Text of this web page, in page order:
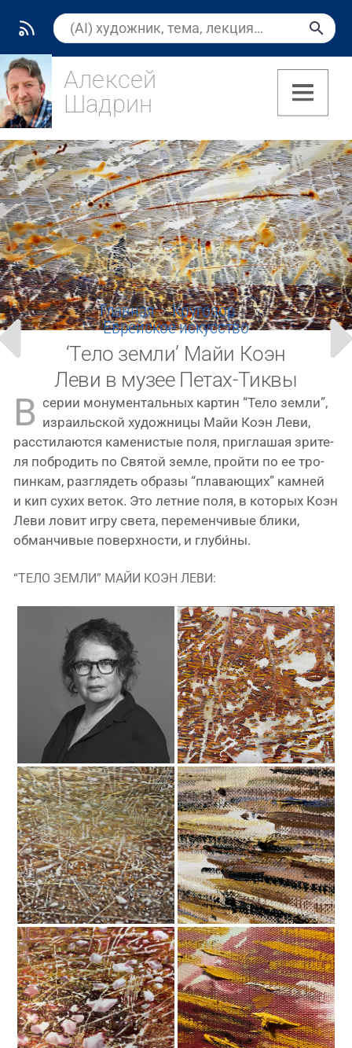
Алексей
Шадрин
(7)
Главная
Кругозор
Еврейское искусство
‘Тело земли’ Майи Коэн
Леви в музее Петах-Тиквы
В серии мону­мен­таль­ных кар­тин “Тело зем­ли”,
изра­иль­ской худож­ни­цы Майи Коэн Леви,
рас­сти­ла­ют­ся каме­ни­стые поля, при­гла­шая зри­те­
ля побро­дить по Святой зем­ле, прой­ти по ее тро­
пин­кам, раз­гля­деть обра­зы “пла­ва­ю­щих” кам­ней
и кип сухих веток. Это лет­ние поля, в кото­рых Коэн
Леви ловит игру све­та, пере­мен­чи­вые бли­ки,
обман­чи­вые поверх­но­сти, и глуби́ны.
“ТЕЛО ЗЕМЛИ” МАЙИ КОЭН ЛЕВИ: